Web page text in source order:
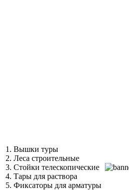
1. Вышки туры
2. Леса строительные
3. Стойки телескопические
4. Тары для раствора
5. Фиксаторы для арматуры